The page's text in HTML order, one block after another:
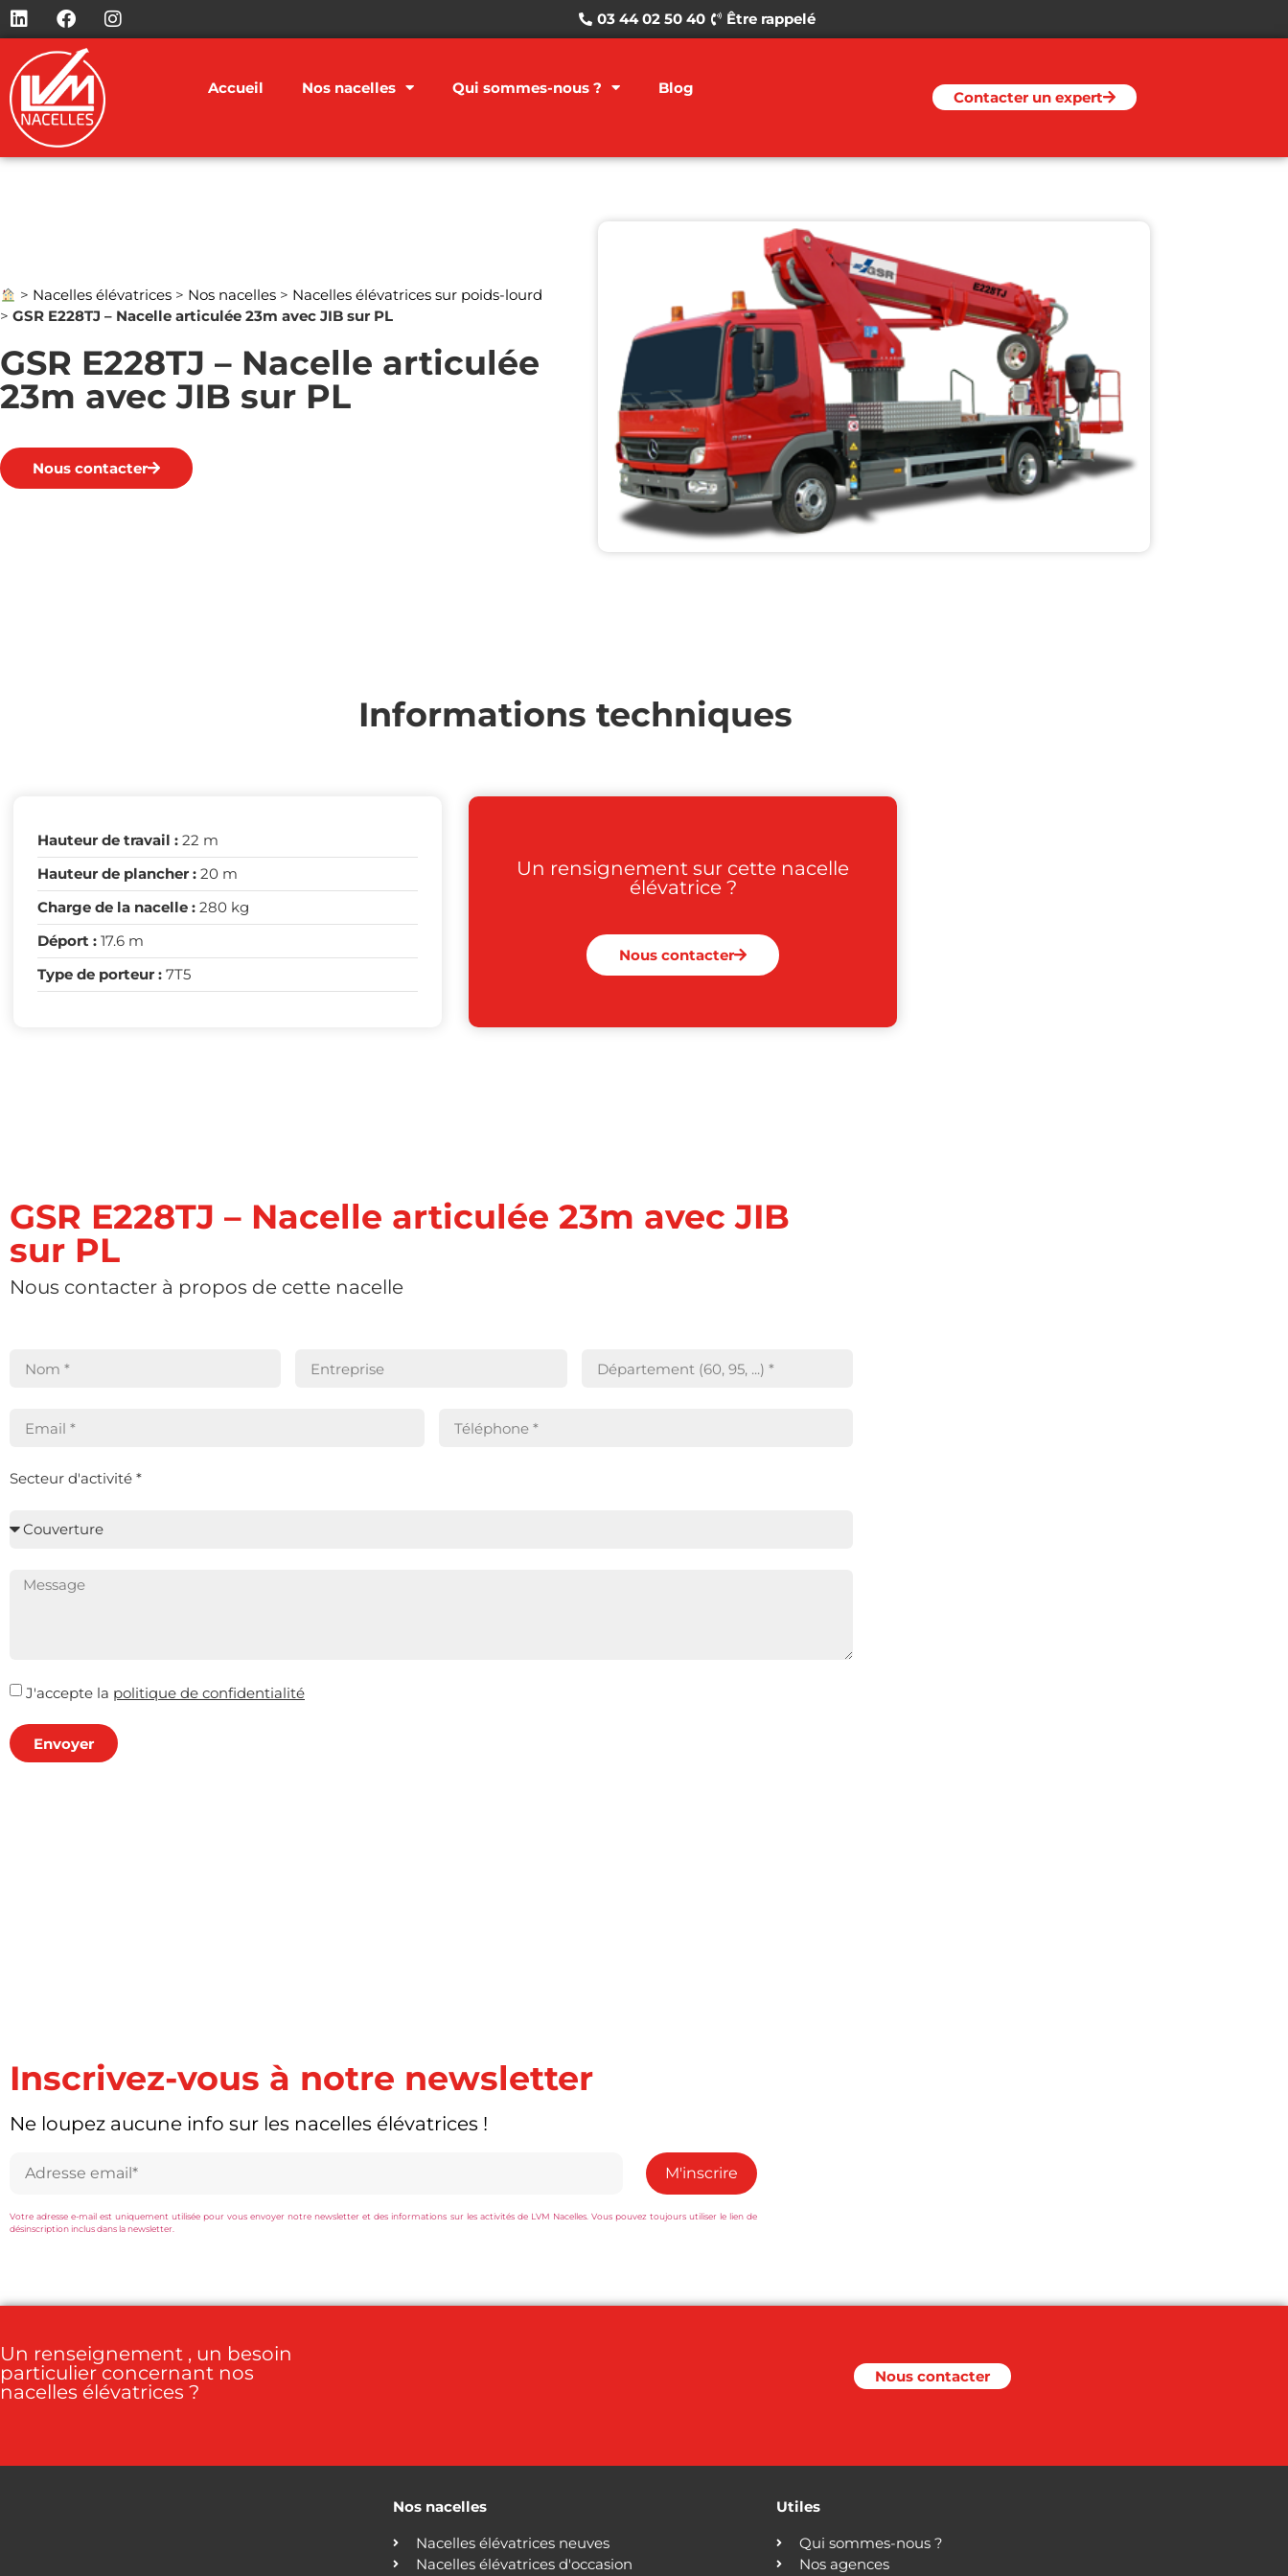
03 44 02 50 40 Être rappelé
Accueil Nos nacelles Qui sommes-nous ? Blog
Contacter un expert
> Nacelles élévatrices > Nos nacelles > Nacelles élévatrices sur poids-lourd
> GSR E228TJ – Nacelle articulée 23m avec JIB sur PL
GSR E228TJ – Nacelle articulée
23m avec JIB sur PL
Nous contacter
Informations techniques
Hauteur de travail : 22 m
Hauteur de plancher : 20 m
Charge de la nacelle : 280 kg
Déport : 17.6 m
Type de porteur : 7T5
Un rensignement sur cette nacelle
élévatrice ?
Nous contacter
GSR E228TJ – Nacelle articulée 23m avec JIB
sur PL
Nous contacter à propos de cette nacelle
Secteur d'activité *
J'accepte la politique de confidentialité
Envoyer
Inscrivez-vous à notre newsletter
Ne loupez aucune info sur les nacelles élévatrices !
Votre adresse e-mail est uniquement utilisée pour vous envoyer notre newsletter et des informations sur les activités de LVM Nacelles. Vous pouvez toujours utiliser le lien de
désinscription inclus dans la newsletter.
Un renseignement , un besoin
particulier concernant nos
nacelles élévatrices ?
Nous contacter
Nos nacelles
Nacelles élévatrices neuves
Nacelles élévatrices d'occasion
Utiles
Qui sommes-nous ?
Nos agences